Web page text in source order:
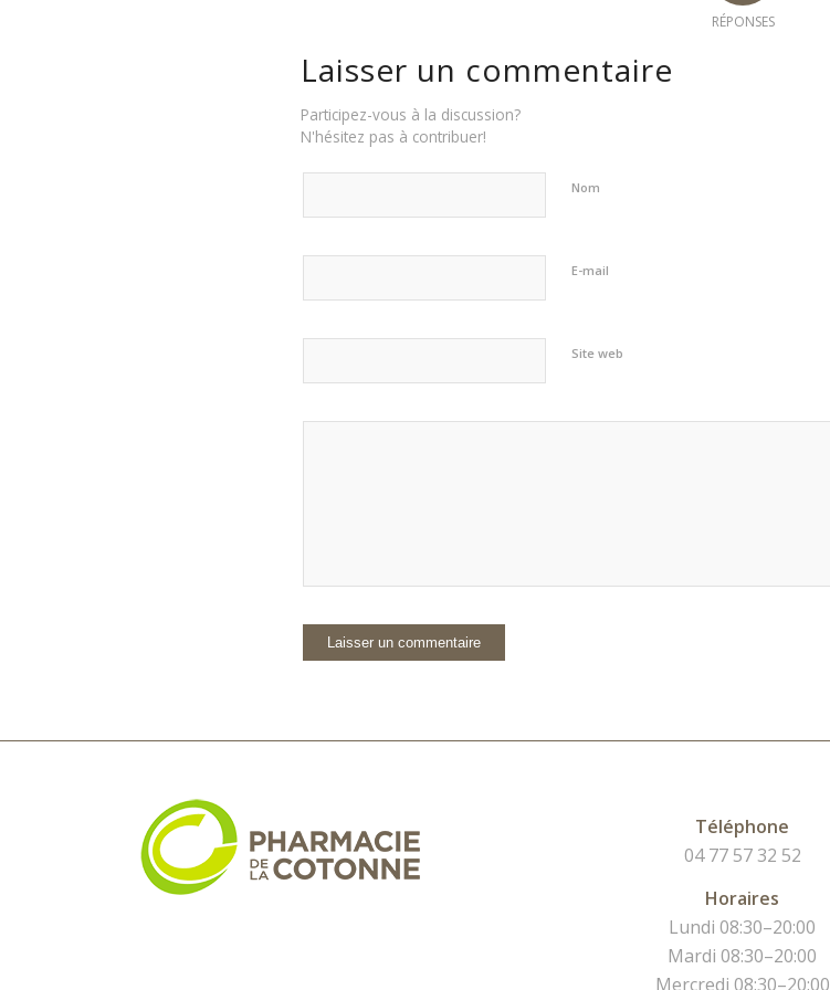
RÉPONSES
Laisser un commentaire
Participez-vous à la discussion?
N'hésitez pas à contribuer!
Nom
E-mail
Site web
Téléphone
04 77 57 32 52
Horaires
Lundi 08:30–20:00
Mardi 08:30–20:00
Mercredi 08:30–20:00